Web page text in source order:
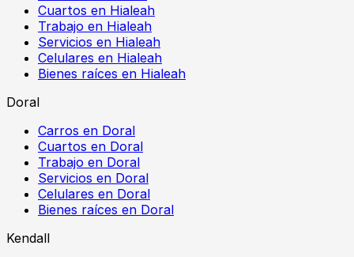
Cuartos en Hialeah
Trabajo en Hialeah
Servicios en Hialeah
Celulares en Hialeah
Bienes raíces en Hialeah
Doral
Carros en Doral
Cuartos en Doral
Trabajo en Doral
Servicios en Doral
Celulares en Doral
Bienes raíces en Doral
Kendall